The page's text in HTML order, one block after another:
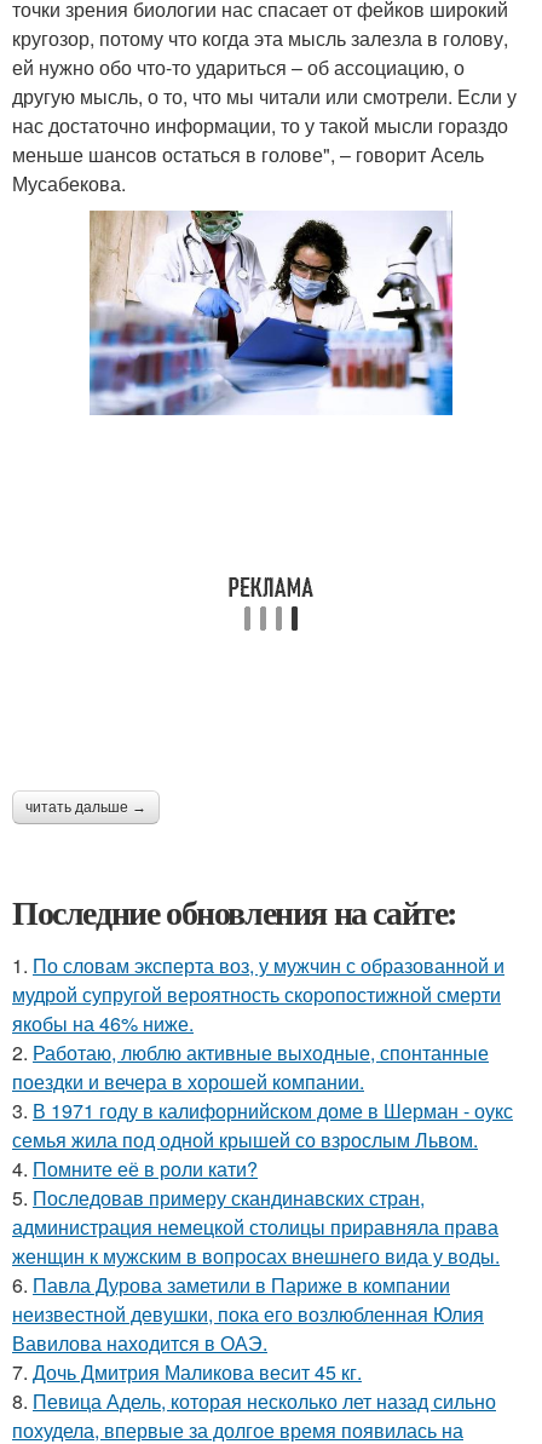
точки зрения биологии нас спасает от фейков широкий
кругозор, потому что когда эта мысль залезла в голову,
ей нужно обо что-то удариться – об ассоциацию, о
другую мысль, о то, что мы читали или смотрели. Если у
нас достаточно информации, то у такой мысли гораздо
меньше шансов остаться в голове", – говорит Асель
Мусабекова.
читать дальше →
Последние обновления на сайте:
1. По словам эксперта воз, у мужчин с образованной и
мудрой супругой вероятность скоропостижной смерти
якобы на 46% ниже.
2. Работаю, люблю активные выходные, спонтанные
поездки и вечера в хорошей компании.
3. В 1971 году в калифорнийском доме в Шерман - оукс
семья жила под одной крышей со взрослым Львом.
4. Помните её в роли кати?
5. Последовав примеру скандинавских стран,
администрация немецкой столицы приравняла права
женщин к мужским в вопросах внешнего вида у воды.
6. Павла Дурова заметили в Париже в компании
неизвестной девушки, пока его возлюбленная Юлия
Вавилова находится в ОАЭ.
7. Дочь Дмитрия Маликова весит 45 кг.
8. Певица Адель, которая несколько лет назад сильно
похудела, впервые за долгое время появилась на